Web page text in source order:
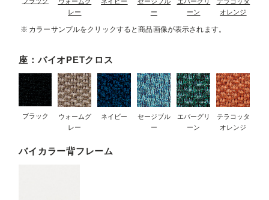
レー
ー
ーン
オレンジ
カラーサンプルをクリックすると商品画像が表示されます。
座：バイオPETクロス
ブラック
ウォームグ
レー
ネイビー
セージブル
ー
エバーグリ
ーン
テラコッタ
オレンジ
バイカラー背フレーム